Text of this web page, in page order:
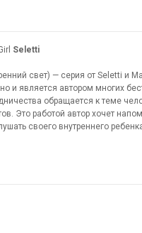
Seletti
свет) — серия от Seletti и
и является автором многих
обращается к теме
Это работой автор хочет
своего внутреннего